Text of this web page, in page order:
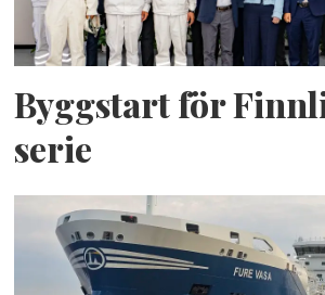
Byggstart för
serie